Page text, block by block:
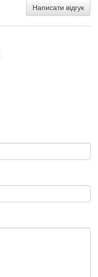
Написати відгук